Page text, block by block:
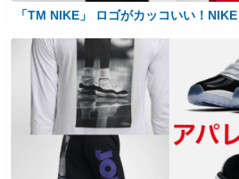
「TM NIKE」 ロゴがカッコいい！